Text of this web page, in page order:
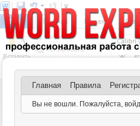
Главная Правила
Вы не вошли. Пожалуйста,